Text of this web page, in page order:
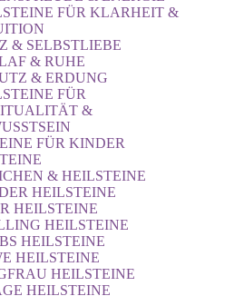
FÜR KLARHEIT &
& SELBSTLIEBE
& RUHE
& ERDUNG
FÜR
&
FÜR KINDER
& HEILSTEINE
HEILSTEINE
HEILSTEINE
HEILSTEINE
HEILSTEINE
HEILSTEINE
HEILSTEINE
HEILSTEINE